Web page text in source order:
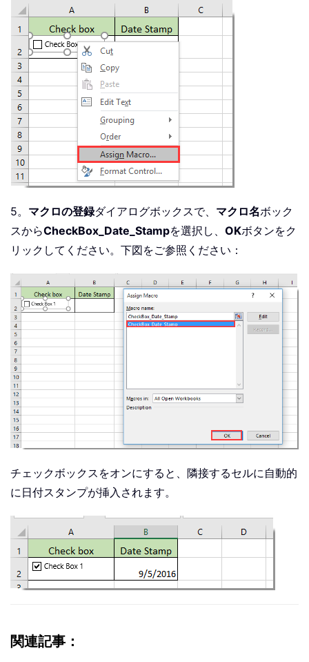
5。 マクロの登録ダイアログボックスで、 マクロ名ボック
スからCheckBox_Date_Stampを選択し、 OKボタンをク
リックしてください。下図をご参照ください：
チェックボックスをオンにすると、隣接するセルに自動的
に日付スタンプが挿入されます。
関連記事 ：